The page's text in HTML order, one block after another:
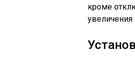
кроме
увеличения